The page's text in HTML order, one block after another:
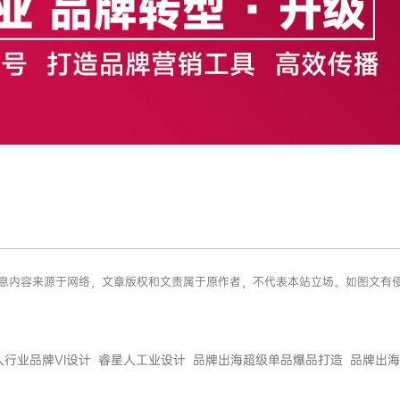
内容来源于网络，文章版权和文责属于原作者，不代表本站立场。如图文
行业品牌VI设计 睿星人工业设计 品牌出海超级单品爆品打造 品牌出